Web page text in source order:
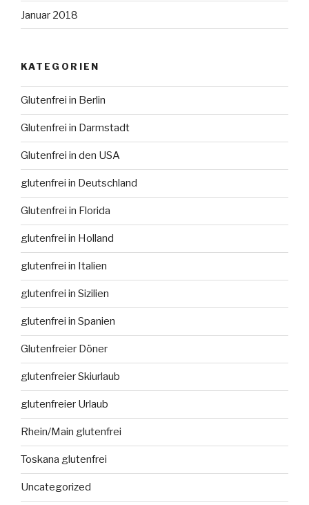
Januar 2018
KATEGORIEN
Glutenfrei in Berlin
Glutenfrei in Darmstadt
Glutenfrei in den USA
glutenfrei in Deutschland
Glutenfrei in Florida
glutenfrei in Holland
glutenfrei in Italien
glutenfrei in Sizilien
glutenfrei in Spanien
Glutenfreier Döner
glutenfreier Skiurlaub
glutenfreier Urlaub
Rhein/Main glutenfrei
Toskana glutenfrei
Uncategorized